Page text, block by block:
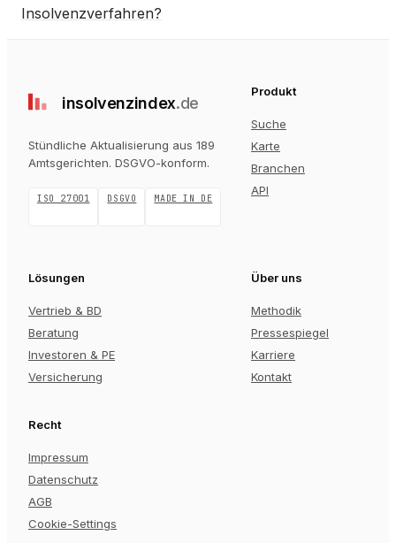
Insolvenzverfahren?
insolvenzindex.de
Stündliche Aktualisierung aus 189
Amtsgerichten. DSGVO-konform.
ISO 27001 DSGVO MADE IN DE
Produkt
Suche
Karte
Branchen
API
Lösungen
Vertrieb & BD
Beratung
Investoren & PE
Versicherung
Über uns
Methodik
Pressespiegel
Karriere
Kontakt
Recht
Impressum
Datenschutz
AGB
Cookie-Settings